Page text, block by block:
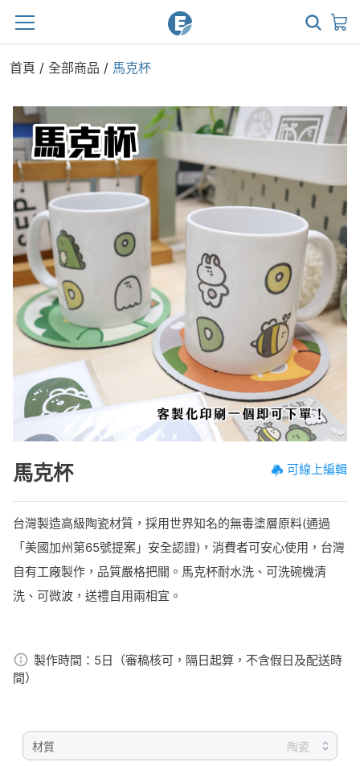
首頁 / 全部商品 / 馬克杯
馬克杯 可線上編輯
台灣製造高級陶瓷材質，採用世界知名的無毒塗層原料(通過
「美國加州第65號提案」安全認證)，消費者可安心使用，台灣
自有工廠製作，品質嚴格把關。馬克杯耐水洗、可洗碗機清
洗、可微波，送禮自用兩相宜。
製作時間： 5日（審稿核可，隔日起算，不含假日及配送時
間）
材質